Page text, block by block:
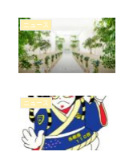
ニュース
ニュース